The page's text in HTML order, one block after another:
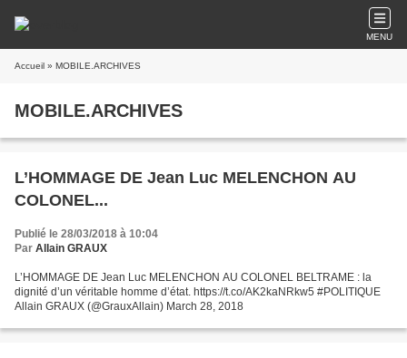
MENU
Accueil » MOBILE.ARCHIVES
MOBILE.ARCHIVES
L’HOMMAGE DE Jean Luc MELENCHON AU
COLONEL...
Publié le 28/03/2018 à 10:04
Par Allain GRAUX
L’HOMMAGE DE Jean Luc MELENCHON AU COLONEL BELTRAME : la
dignité d’un véritable homme d’état. https://t.co/AK2kaNRkw5 #POLITIQUE
Allain GRAUX (@GrauxAllain) March 28, 2018